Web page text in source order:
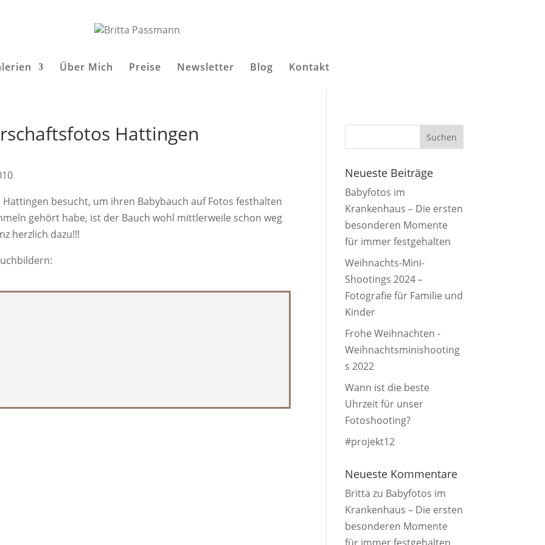
Über Mich Preise Newsletter Blog Kontakt
Hattingen
besucht, um ihren Babybauch auf Fotos festhalten
gehört habe, ist der Bauch wohl mittlerweile schon weg
herzlich dazu!!!
Neueste Beiträge
Babyfotos im
Krankenhaus – Die ersten
besonderen Momente
für immer festgehalten
Weihnachts-Mini-
Shootings 2024 –
Fotografie für Familie und
Kinder
Frohe Weihnachten -
Weihnachtsminishooting
s 2022
Wann ist die beste
Uhrzeit für unser
Fotoshooting?
#projekt12
Neueste Kommentare
Britta zu Babyfotos im
Krankenhaus – Die ersten
besonderen Momente